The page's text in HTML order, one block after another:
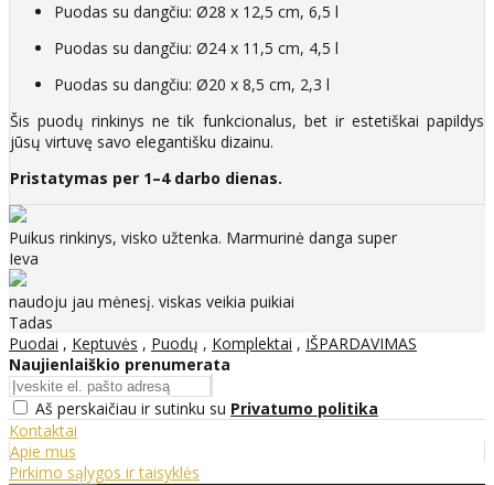
Puodas su dangčiu: Ø28 x 12,5 cm, 6,5 l
Puodas su dangčiu: Ø24 x 11,5 cm, 4,5 l
Puodas su dangčiu: Ø20 x 8,5 cm, 2,3 l
Šis puodų rinkinys ne tik funkcionalus, bet ir estetiškai papildys
jūsų virtuvę savo elegantišku dizainu.
Pristatymas per 1–4 darbo dienas.
Puikus rinkinys, visko užtenka. Marmurinė danga super
Ieva
naudoju jau mėnesį. viskas veikia puikiai
Tadas
Puodai , Keptuvės , Puodų , Komplektai , IŠPARDAVIMAS
Naujienlaiškio prenumerata
Aš perskaičiau ir sutinku su Privatumo politika
Kontaktai
Apie mus
Pirkimo sąlygos ir taisyklės